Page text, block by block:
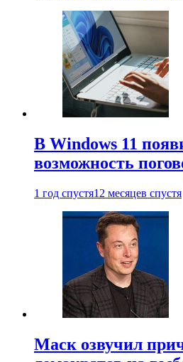
В Windows 11
возможность
1 год спустя12 месяцев спустя
Маск озвучил